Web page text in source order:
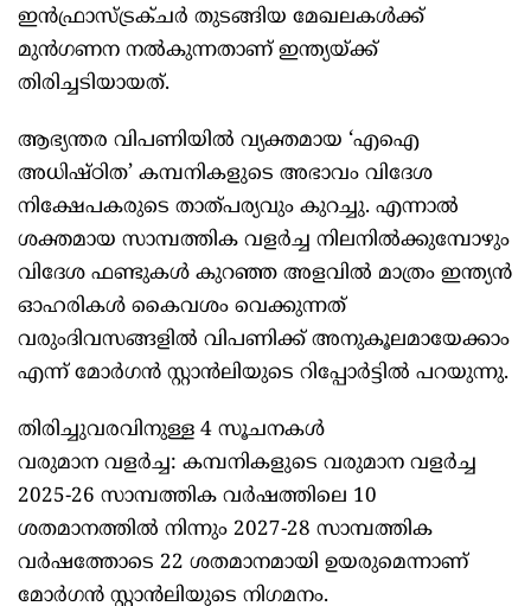
ഇൻഫ്രാസ്ട്രക്ചർ തുടങ്ങിയ മേഖലകൾക്ക്
മുൻഗണന നൽകുന്നതാണ് ഇന്ത്യയ്ക്ക്
തിരിച്ചടിയായത്.
ആഭ്യന്തര വിപണിയിൽ വ്യക്തമായ ‘എഐ
അധിഷ്ഠിത’ കമ്പനികളുടെ അഭാവം വിദേശ
നിക്ഷേപകരുടെ താത്പര്യവും കുറച്ചു. എന്നാൽ
ശക്തമായ സാമ്പത്തിക വളർച്ച നിലനിൽക്കുമ്പോഴും
വിദേശ ഫണ്ടുകൾ കുറഞ്ഞ അളവിൽ മാത്രം ഇന്ത്യൻ
ഓഹരികൾ കൈവശം വെക്കുന്നത്
വരുംദിവസങ്ങളിൽ വിപണിക്ക് അനുകൂലമായേക്കാം
എന്ന് മോർഗൻ സ്റ്റാൻലിയുടെ റിപ്പോർട്ടിൽ പറയുന്നു.
തിരിച്ചുവരവിനുള്ള 4 സൂചനകൾ
വരുമാന വളർച്ച: കമ്പനികളുടെ വരുമാന വളർച്ച
2025-26 സാമ്പത്തിക വർഷത്തിലെ 10
ശതമാനത്തിൽ നിന്നും 2027-28 സാമ്പത്തിക
വർഷത്തോടെ 22 ശതമാനമായി ഉയരുമെന്നാണ്
മോർഗൻ സ്റ്റാൻലിയുടെ നിഗമനം.